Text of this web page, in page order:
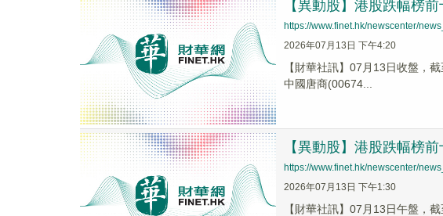
【異動股】港股跌幅榜
https://www.finet.hk/newscenter/
2026年07月13日 下午4:20
【財華社訊】07月13日收盤，
中國唐商(00674...
【異動股】港股跌幅榜
https://www.finet.hk/newscenter/
2026年07月13日 下午1:30
【財華社訊】07月13日午盤，